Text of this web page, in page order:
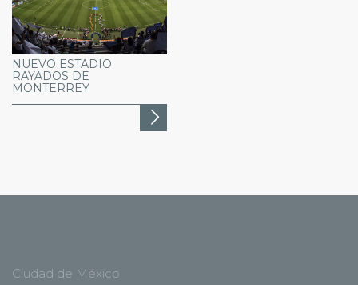
NUEVO ESTADIO
RAYADOS DE
MONTERREY